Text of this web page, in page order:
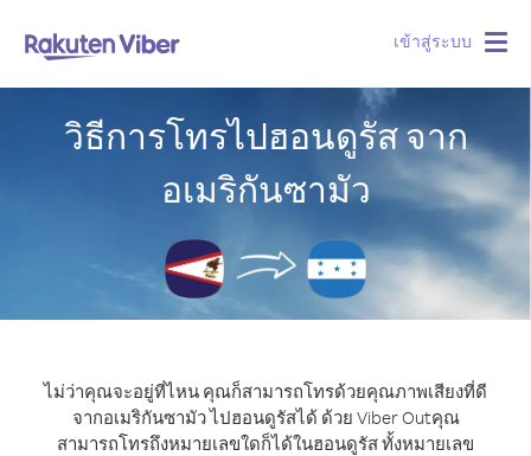
เข้าสู่ระบบ
วิธีการโทรไปฮอนดูรัส จาก
อเมริกันซามัว
ไม่ว่าคุณจะอยู่ที่ไหน คุณก็สามารถโทรด้วยคุณภาพเสียงที่ดี
จากอเมริกันซามัว ไปฮอนดูรัสได้ ด้วย Viber Outคุณ
สามารถโทรถึงหมายเลขใดก็ได้ในฮอนดูรัส ทั้งหมายเลข